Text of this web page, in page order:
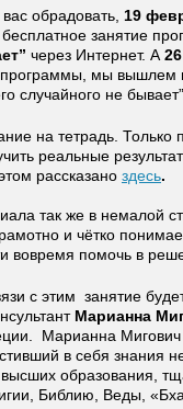
обрадовать, 19
бесплатное занятие
через Интернет. А
программы, мы
случайного не
на тетрадь. Только
реальные
рассказано здесь.
так же в немалой
и чётко
вовремя помочь в
с этим занятие
Марианна
Марианна Мигович
в себя знания
образования,
Библию, Веды,